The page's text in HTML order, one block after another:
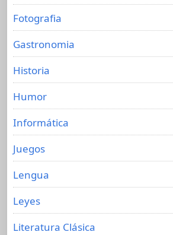
Fotografia
Gastronomia
Historia
Humor
Informática
Juegos
Lengua
Leyes
Literatura Clásica